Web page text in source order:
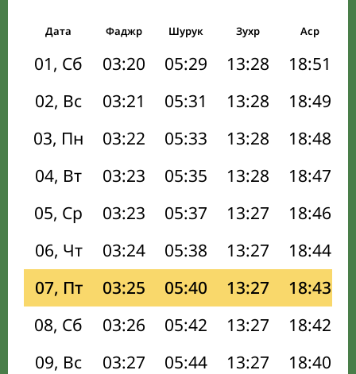
Дата Фаджр Шурук Зухр Аср
01, Сб 03:20 05:29 13:28 18:51
02, Вс
03:21 05:31 13:28 18:49
03, Пн
03:22 05:33 13:28 18:48
04, Вт
03:23 05:35 13:28 18:47
05, Ср
03:23 05:37 13:27 18:46
06, Чт
03:24 05:38 13:27 18:44
07, Пт
03:25 05:40 13:27 18:43
08, Сб
03:26 05:42 13:27 18:42
09, Вс
03:27 05:44 13:27 18:40